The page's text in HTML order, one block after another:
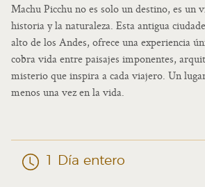
Machu Picchu no es solo un destino, es un
historia y la naturaleza. Esta antigua
alto de los Andes, ofrece una experiencia
cobra vida entre paisajes imponentes,
misterio que inspira a cada viajero. Un
menos una vez en la vida.
1 Día entero